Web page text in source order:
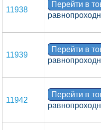
11938
Перейти в
11939
Перейти в
11942
Перейти в